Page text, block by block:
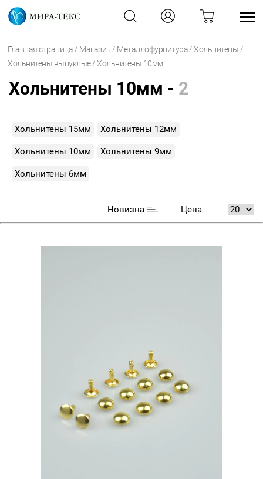
Главная страница / Магазин / Металлофурнитура /Хольнитены /
Хольнитены выпуклые /Хольнитены 10мм
Хольнитены 10мм - 2
Хольнитены 15мм Хольнитены 12мм
Хольнитены 10мм Хольнитены 9мм
Хольнитены 6мм
Новизна Цена